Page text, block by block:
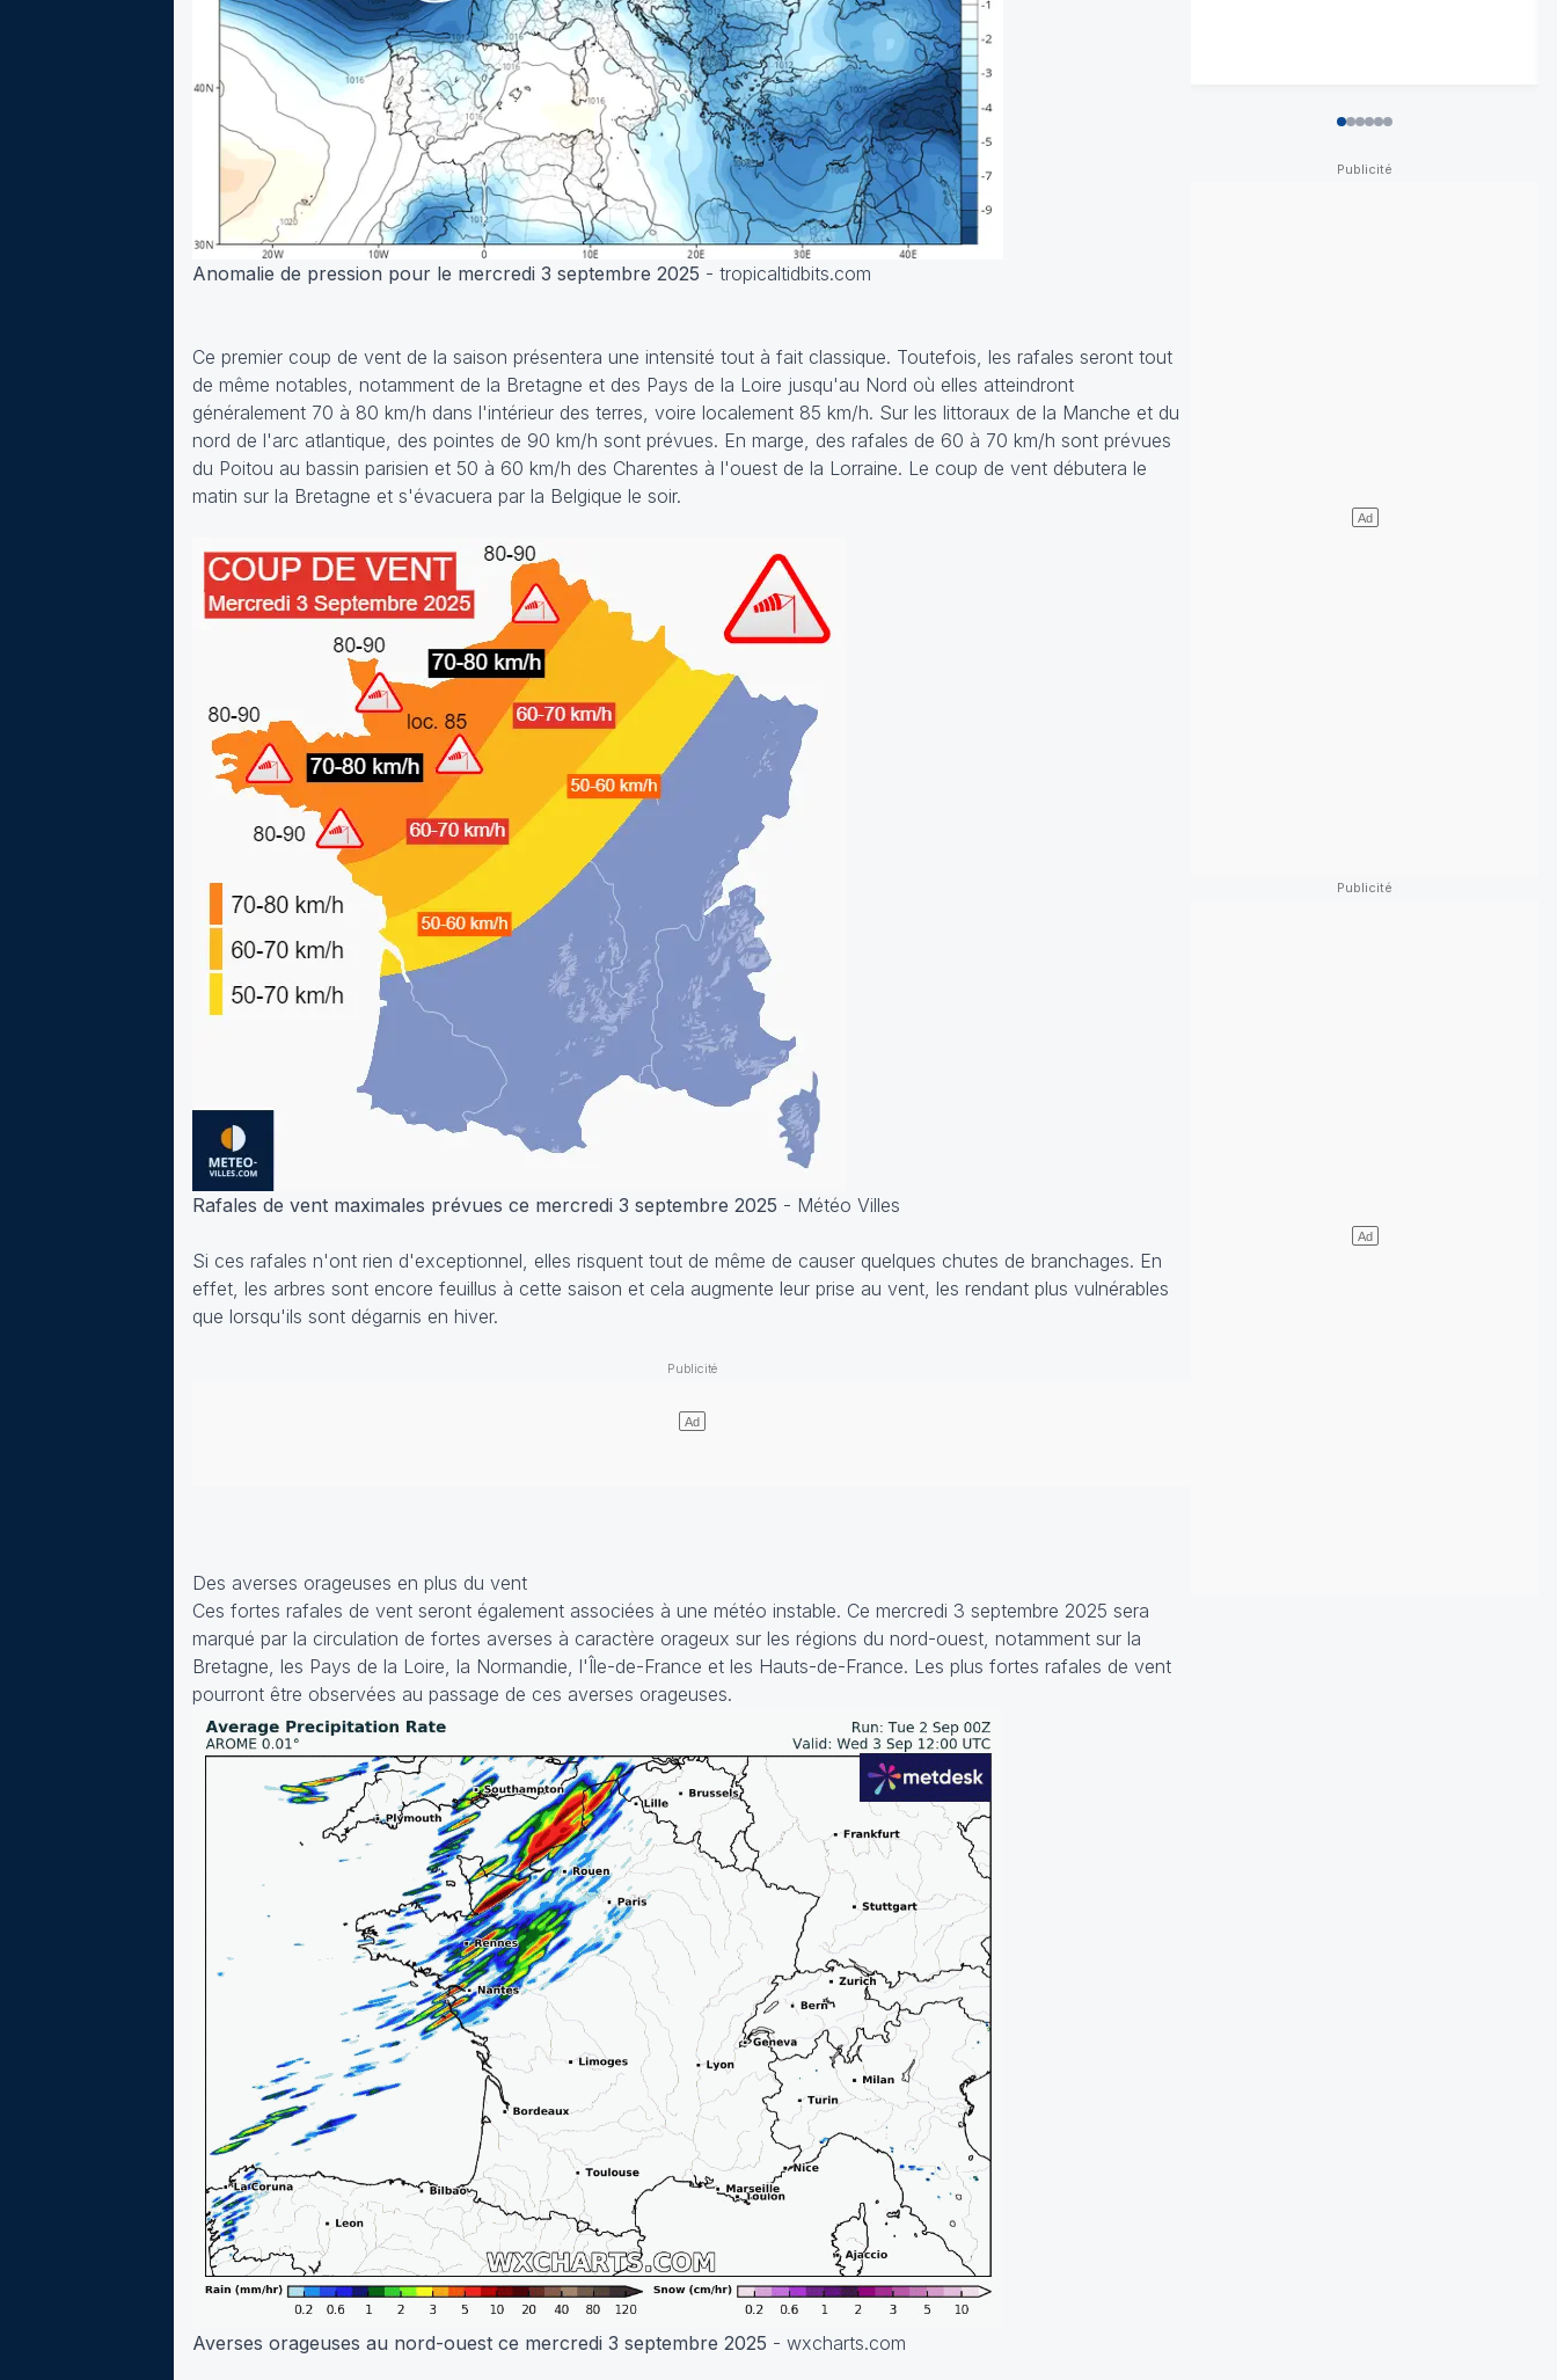
Anomalie de pression pour le mercredi 3 septembre 2025 - tropicaltidbits.com
Ce premier coup de vent de la saison présentera une intensité tout à fait classique. Toutefois, les rafales seront tout
de même notables, notamment de la Bretagne et des Pays de la Loire jusqu'au Nord où elles atteindront
généralement 70 à 80 km/h dans l'intérieur des terres, voire localement 85 km/h. Sur les littoraux de la Manche et du
nord de l'arc atlantique, des pointes de 90 km/h sont prévues. En marge, des rafales de 60 à 70 km/h sont prévues
du Poitou au bassin parisien et 50 à 60 km/h des Charentes à l'ouest de la Lorraine. Le coup de vent débutera le
matin sur la Bretagne et s'évacuera par la Belgique le soir.
Rafales de vent maximales prévues ce mercredi 3 septembre 2025 - Météo Villes
Si ces rafales n'ont rien d'exceptionnel, elles risquent tout de même de causer quelques chutes de branchages. En
effet, les arbres sont encore feuillus à cette saison et cela augmente leur prise au vent, les rendant plus vulnérables
que lorsqu'ils sont dégarnis en hiver.
Des averses orageuses en plus du vent
Ces fortes rafales de vent seront également associées à une météo instable. Ce mercredi 3 septembre 2025 sera
marqué par la circulation de fortes averses à caractère orageux sur les régions du nord-ouest, notamment sur la
Bretagne, les Pays de la Loire, la Normandie, l'Île-de-France et les Hauts-de-France. Les plus fortes rafales de vent
pourront être observées au passage de ces averses orageuses.
Averses orageuses au nord-ouest ce mercredi 3 septembre 2025 - wxcharts.com
012345